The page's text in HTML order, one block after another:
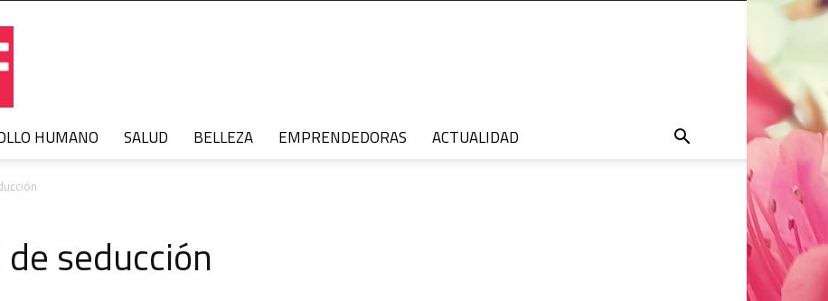
HUMANO SALUD BELLEZA EMPRENDEDORAS ACTUALIDAD
seducción